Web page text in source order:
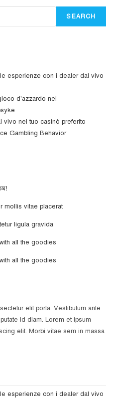
SEARCH
esperienze con i dealer dal vivo
d'azzardo nel
nel tuo casinò preferito
Gambling Behavior
mollis vitae placerat
ligula gravida
all the goodies
all the goodies
elit porta. Vestibulum ante
id diam. Lorem et ipsum
elit. Morbi vitae sem in massa
esperienze con i dealer dal vivo